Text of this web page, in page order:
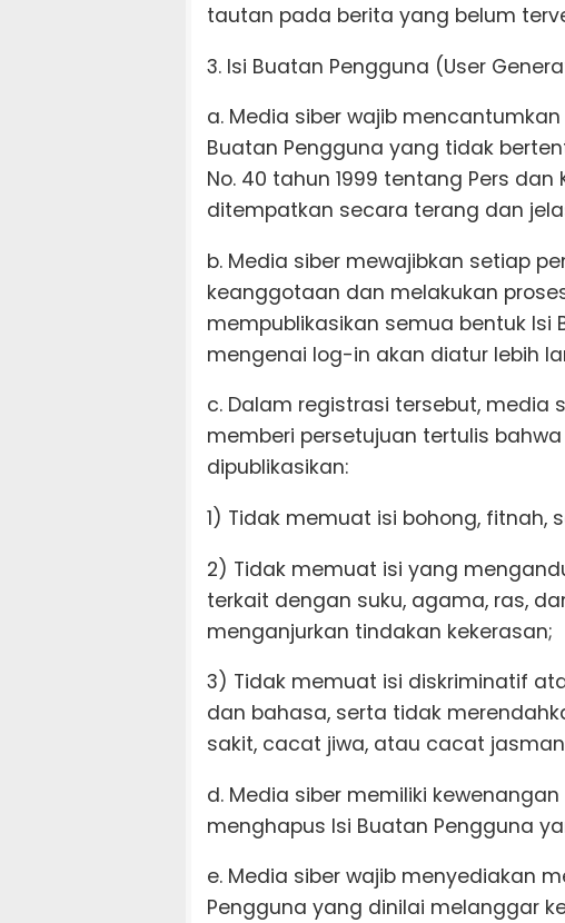
tautan pada berita yang belum
3. Isi Buatan Pengguna (User
a. Media siber wajib
Buatan Pengguna yang tidak
No. 40 tahun 1999 tentang Pers dan
ditempatkan secara terang dan
b. Media siber mewajibkan setiap
keanggotaan dan melakukan
mempublikasikan semua bentuk Isi
mengenai log-in akan diatur lebih
c. Dalam registrasi tersebut, media
memberi persetujuan tertulis
dipublikasikan:
1) Tidak memuat isi bohong, fitnah,
2) Tidak memuat isi yang
terkait dengan suku, agama, ras,
menganjurkan tindakan kekerasan;
3) Tidak memuat isi diskriminatif
dan bahasa, serta tidak
sakit, cacat jiwa, atau cacat
d. Media siber memiliki
menghapus Isi Buatan Pengguna
e. Media siber wajib menyediakan
Pengguna yang dinilai melanggar